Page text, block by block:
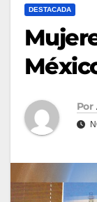
DESTACADA
Por